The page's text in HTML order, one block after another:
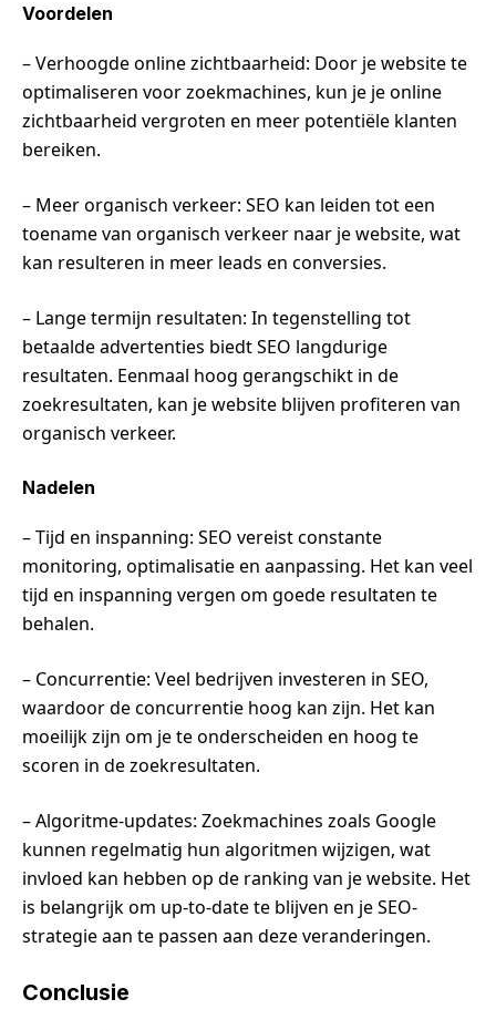
Voordelen
– Verhoogde online zichtbaarheid: Door je website te
optimaliseren voor zoekmachines, kun je je online
zichtbaarheid vergroten en meer potentiële klanten
bereiken.
– Meer organisch verkeer: SEO kan leiden tot een
toename van organisch verkeer naar je website, wat
kan resulteren in meer leads en conversies.
– Lange termijn resultaten: In tegenstelling tot
betaalde advertenties biedt SEO langdurige
resultaten. Eenmaal hoog gerangschikt in de
zoekresultaten, kan je website blijven profiteren van
organisch verkeer.
Nadelen
– Tijd en inspanning: SEO vereist constante
monitoring, optimalisatie en aanpassing. Het kan veel
tijd en inspanning vergen om goede resultaten te
behalen.
– Concurrentie: Veel bedrijven investeren in SEO,
waardoor de concurrentie hoog kan zijn. Het kan
moeilijk zijn om je te onderscheiden en hoog te
scoren in de zoekresultaten.
– Algoritme-updates: Zoekmachines zoals Google
kunnen regelmatig hun algoritmen wijzigen, wat
invloed kan hebben op de ranking van je website. Het
is belangrijk om up-to-date te blijven en je SEO-
strategie aan te passen aan deze veranderingen.
Conclusie